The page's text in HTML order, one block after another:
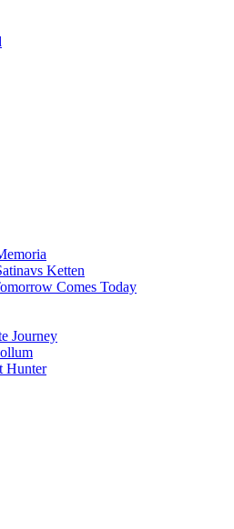
Ketten
Comes Today
Journey
Hunter